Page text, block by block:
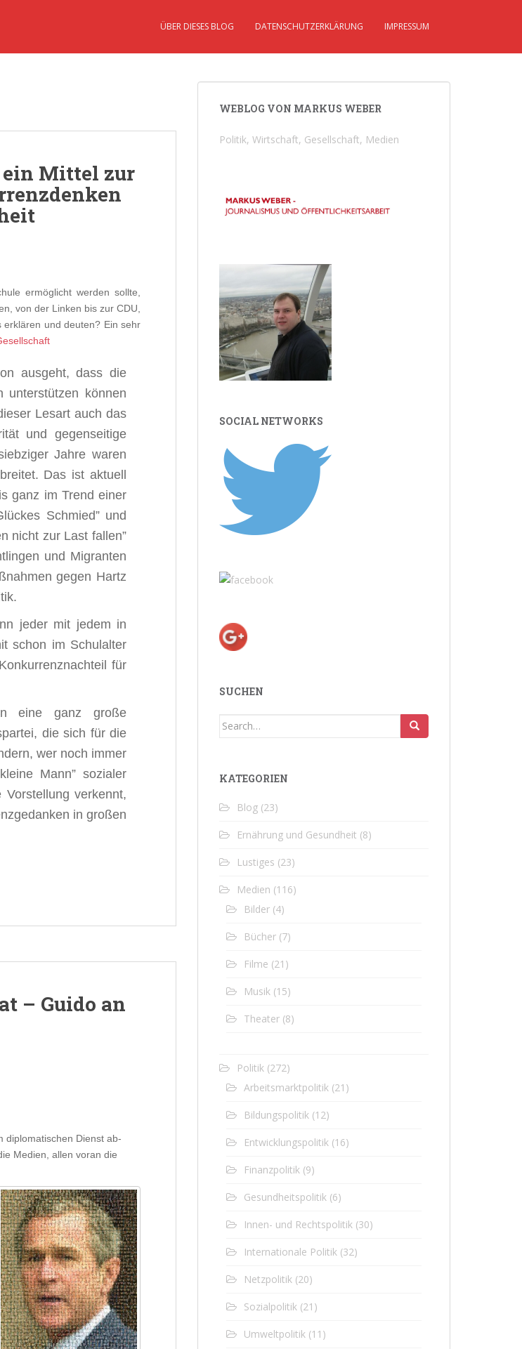
ÜBER DIESES BLOG DATENSCHUTZERKLÄRUNG IMPRESSUM
ein Mittel zur
ermöglicht werden sollte,
von der Linken bis zur CDU,
und deuten? Ein sehr
ausgeht, dass die
unterstützen können
Lesart auch das
und gegenseitige
Jahre waren
Das ist aktuell
ganz im Trend einer
Schmied” und
nicht zur Last fallen”
und Migranten
gegen Hartz
jeder mit jedem in
schon im Schulalter
für
eine ganz große
die sich für die
wer noch immer
Mann” sozialer
verkennt,
in großen
– Guido an
diplomatischen Dienst ab-
Medien, allen voran die
WEBLOG VON MARKUS WEBER
Politik, Wirtschaft, Gesellschaft, Medien
SOCIAL NETWORKS
SUCHEN
Search
KATEGORIEN
Blog (23)
Ernährung und Gesundheit (8)
Lustiges (23)
Medien (116)
Bilder (4)
Bücher (7)
Filme (21)
Musik (15)
Theater (8)
Politik (272)
Arbeitsmarktpolitik (21)
Bildungspolitik (12)
Entwicklungspolitik (16)
Finanzpolitik (9)
Gesundheitspolitik (6)
Innen- und Rechtspolitik (30)
Internationale Politik (32)
Netzpolitik (20)
Sozialpolitik (21)
Umweltpolitik (11)